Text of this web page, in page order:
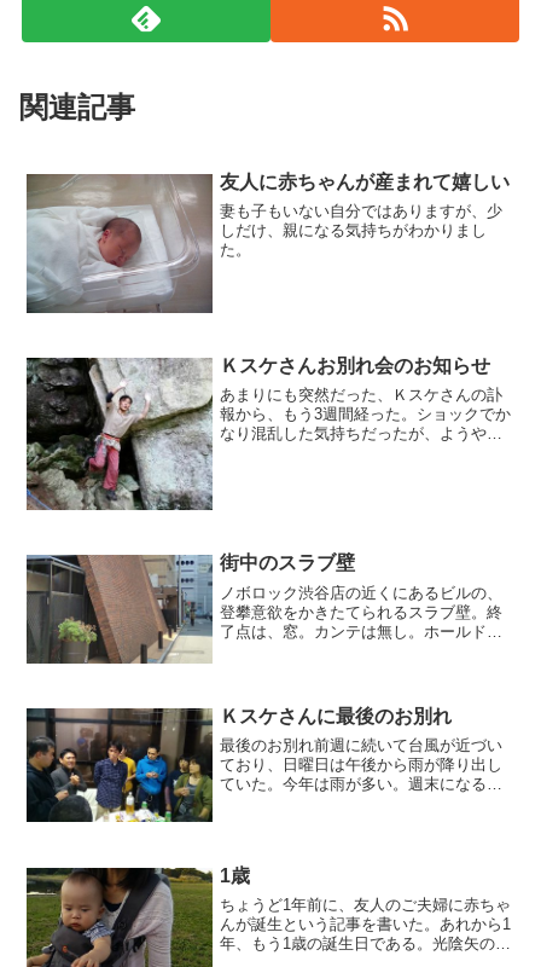
関連記事
友人に赤ちゃんが産まれて嬉しい
妻も子もいない自分ではありますが、少
しだけ、親になる気持ちがわかりまし
た。
Ｋスケさんお別れ会のお知らせ
あまりにも突然だった、Ｋスケさんの訃
報から、もう3週間経った。ショックでか
なり混乱した気持ちだったが、ようやく
街中のスラブ壁
ノボロック渋谷店の近くにあるビルの、
登攀意欲をかきたてられるスラブ壁。終
了点は、窓。カンテは無し。ホールドは
Ｋスケさんに最後のお別れ
最後のお別れ前週に続いて台風が近づい
ており、日曜日は午後から雨が降り出し
ていた。今年は雨が多い。週末になると
う外岩に行くことも少なく...
1歳
ちょうど1年前に、友人のご夫婦に赤ちゃ
んが誕生という記事を書いた。あれから1
年、もう1歳の誕生日である。光陰矢の如